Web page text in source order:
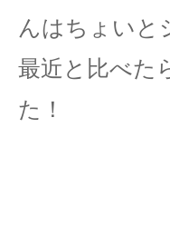
んはちょいと
最近と比べた
た！